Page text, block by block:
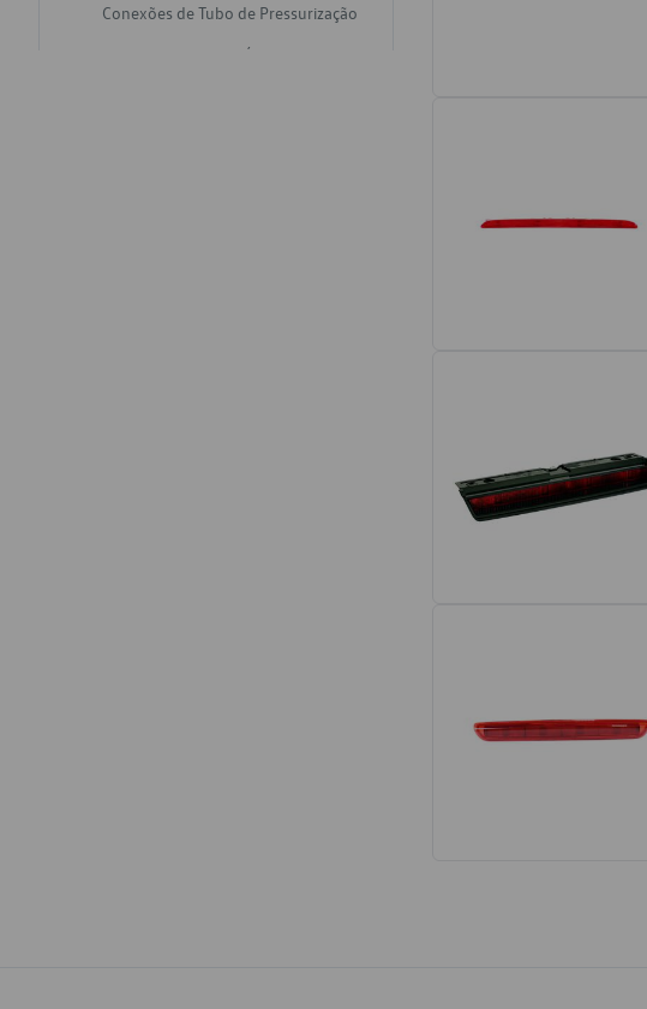
Conexões de Tubo de Pressurização
Varetas de Nivel de Óleo